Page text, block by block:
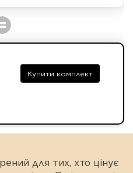
Купити комплект
для тих, хто цінує